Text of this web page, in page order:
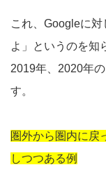
これ、Googleに
よ」というのを知
2019年、2020年
す。
圏外から圏内に戻
しつつある例